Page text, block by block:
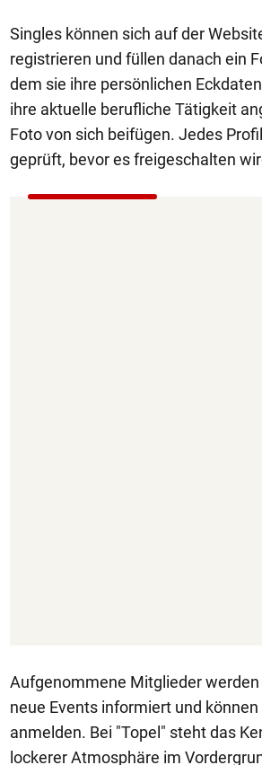
Singles können sich auf der
registrieren und füllen danach ein
dem sie ihre persönlichen
ihre aktuelle berufliche Tätigkeit
Foto von sich beifügen. Jedes
geprüft, bevor es freigeschalten
Aufgenommene Mitglieder werden
neue Events informiert und
anmelden. Bei "Topel" steht das
lockerer Atmosphäre im